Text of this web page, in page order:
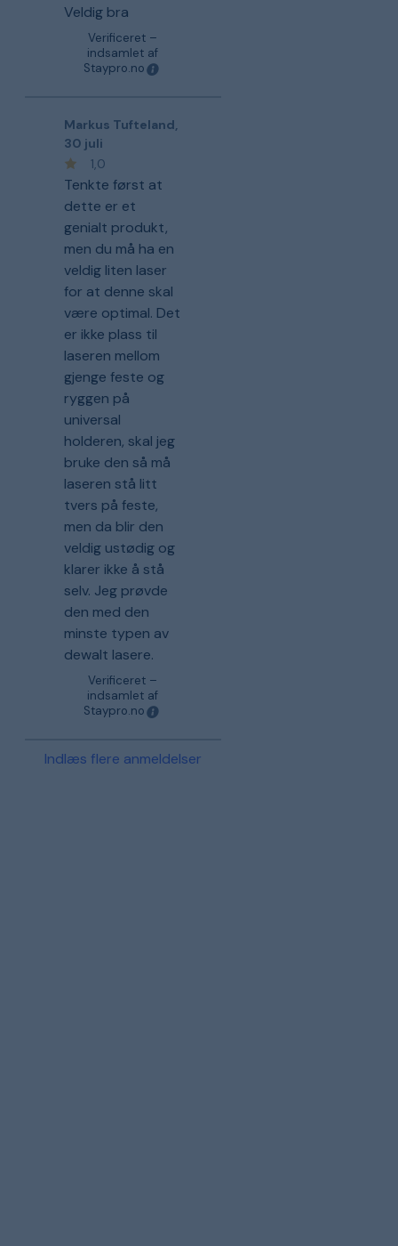
Veldig bra
Verificeret –
indsamlet af
Staypro.no
Markus Tufteland,
30 juli
1,0
Tenkte først at
dette er et
genialt produkt,
men du må ha en
veldig liten laser
for at denne skal
være optimal. Det
er ikke plass til
laseren mellom
gjenge feste og
ryggen på
universal
holderen, skal jeg
bruke den så må
laseren stå litt
tvers på feste,
men da blir den
veldig ustødig og
klarer ikke å stå
selv. Jeg prøvde
den med den
minste typen av
dewalt lasere.
Verificeret –
indsamlet af
Staypro.no
Indlæs flere anmeldelser